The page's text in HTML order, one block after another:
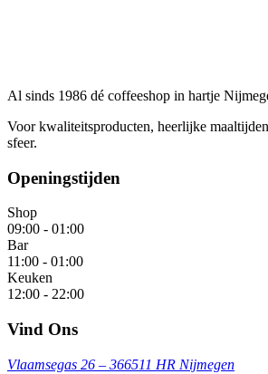
Al sinds 1986 dé coffeeshop in hartje
Voor kwaliteitsproducten, heerlijke
sfeer.
Openingstijden
Shop
09:00 - 01:00
Bar
11:00 - 01:00
Keuken
12:00 - 22:00
Vind Ons
Vlaamsegas 26 – 366511 HR Nijmegen